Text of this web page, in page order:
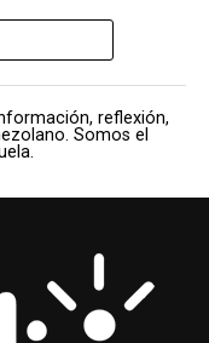
reflexión,
Somos el